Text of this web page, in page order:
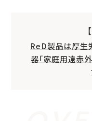
ReD製品は厚生
器「家庭用遠赤